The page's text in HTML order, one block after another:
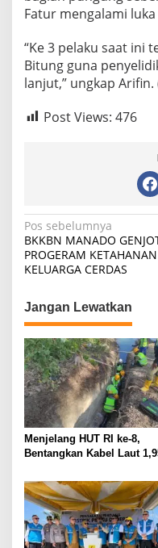
Fatur mengalami
“Ke 3 pelaku saat ini
Bitung guna
lanjut,” ungkap Arifin.
Post Views: 476
Navigasi
pos
Pos sebelumnya
BKKBN MANADO
PROGERAM KETAHANAN
KELUARGA CERDAS
Jangan Lewatkan
Menjelang HUT RI ke-8,
Bentangkan Kabel Laut
Perdana di Pulau Dudepo
Tuntaskan 100 Persen
Desa Berlistrik Provinsi
Gorontalo